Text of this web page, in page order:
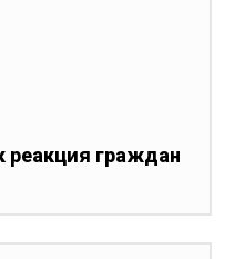
реакция граждан